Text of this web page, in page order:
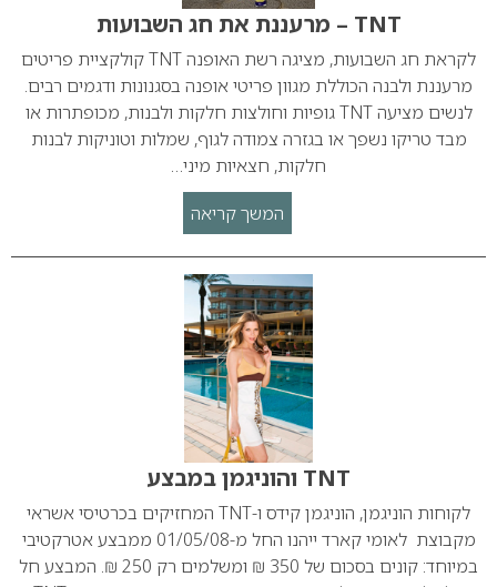
TNT – מרעננת את חג השבועות
לקראת חג השבועות, מציגה רשת האופנה TNT קולקציית פריטים
מרעננת ולבנה הכוללת מגוון פריטי אופנה בסגנונות ודגמים רבים.
לנשים מציעה TNT גופיות וחולצות חלקות ולבנות, מכופתרות או
מבד טריקו נשפך או בגזרה צמודה לגוף, שמלות וטוניקות לבנות
חלקות, חצאיות מיני…
המשך קריאה
TNT והוניגמן במבצע
לקוחות הוניגמן, הוניגמן קידס ו-TNT המחזיקים בכרטיסי אשראי
מקבוצת לאומי קארד ייהנו החל מ-01/05/08 ממבצע אטרקטיבי
במיוחד: קונים בסכום של 350 ₪ ומשלמים רק 250 ₪. המבצע חל